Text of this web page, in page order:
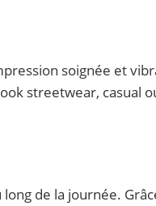
soignée et
streetwear, casual
de la journée.